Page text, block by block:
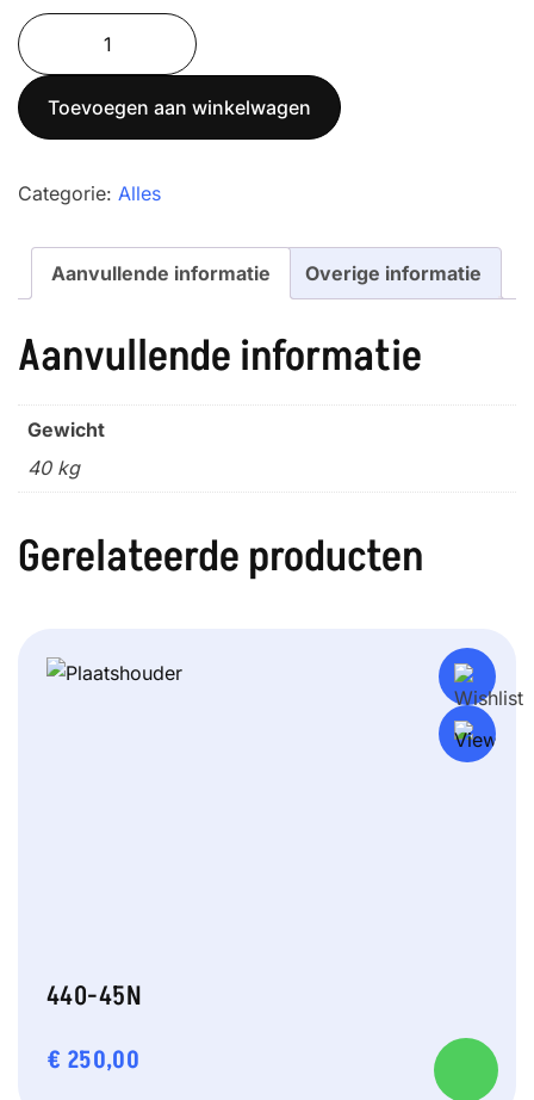
was:
€ 1.650,00.€ 1.570,00.
UFA
3T-
3L
aantal
Toevoegen aan winkelwagen
Categorie: Alles
Aanvullende informatie Overige informatie
Aanvullende informatie
Gewicht
40 kg
Gerelateerde producten
440-45N
€ 250,00